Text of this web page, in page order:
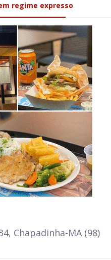
regime expresso
Chapadinha-MA (98)